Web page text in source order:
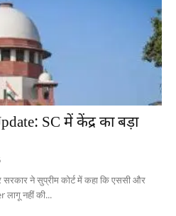
SC में केंद्र का बड़ा
ने सुप्रीम कोर्ट में कहा कि एससी और
लागू नहीं की...